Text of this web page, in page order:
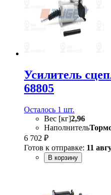
Усилитель
68805
Осталось 1 шт.
Вес [кг]2,96
Наполнитель
6 702 ₽
Готов к отправке: 11
В корзину